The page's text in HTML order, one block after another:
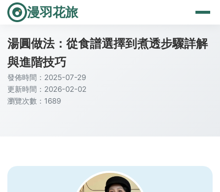
漫羽花旅
湯圓做法：從食譜選擇到煮透步驟詳解
與進階技巧
發佈時間：2025-07-29
更新時間：2026-02-02
瀏覽次數：1689